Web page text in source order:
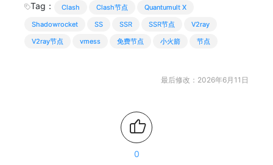
Tag： Clash Clash节点
Quantumult X
Shadowrocket
SS SSR SSR节点
V2ray
V2ray节点
vmess 免费节点 小火箭 节点
最后修改：2026年6月11日
0